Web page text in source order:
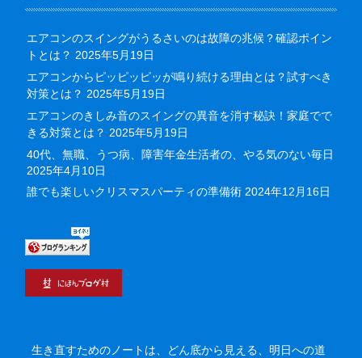
エアコンのスイングがうるさいのは故障の兆候？確認ポイン
トとは？ 2025年5月19日
エアコンからピッピッピッが鳴り続ける理由とは？試すべき
対策とは？ 2025年5月19日
エアコンのきしみ音のスイングの異音を消す秘訣！家庭でで
きる対策とは？ 2025年5月19日
40代、無職、うつ病、障害年金生活者の、やる気のない毎日
2025年4月10日
誰でも楽しいクリスマスパーティの準備術 2024年12月16日
生き直すためのノートは、どん底から見える、明日への道